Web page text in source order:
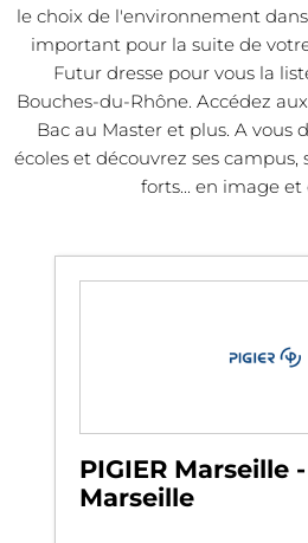
le choix de l'environnement
important pour la suite de
Futur dresse pour vous la
Bouches-du-Rhône. Accédez
Bac au Master et plus. A vous
écoles et découvrez ses campus,
forts... en image et
PIGIER Marseille
Marseille